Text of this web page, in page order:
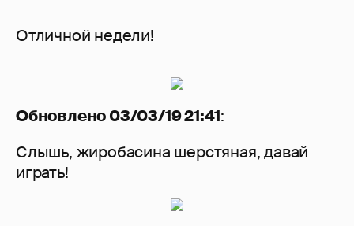
Отличной недели!
Обновлено 03/03/19 21:41:
Слышь, жиробасина шерстяная, давай
играть!